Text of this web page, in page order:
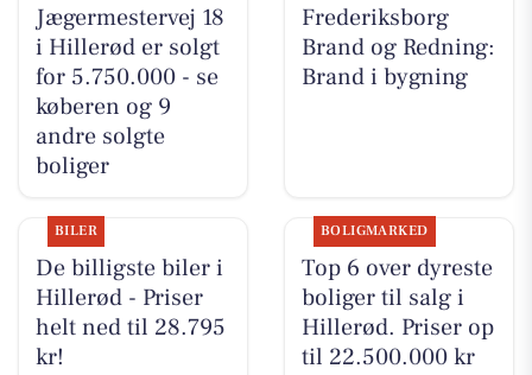
Jægermestervej 18
i Hillerød er solgt
for 5.750.000 - se
køberen og 9
andre solgte
boliger
Frederiksborg
Brand og Redning:
Brand i bygning
BILER
De billigste biler i
Hillerød - Priser
helt ned til 28.795
kr!
BOLIGMARKED
Top 6 over dyreste
boliger til salg i
Hillerød. Priser op
til 22.500.000 kr